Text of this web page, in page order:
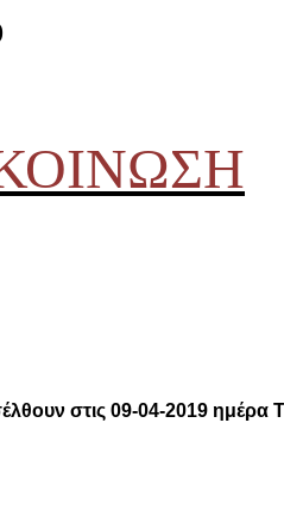
στις 09-04-2019